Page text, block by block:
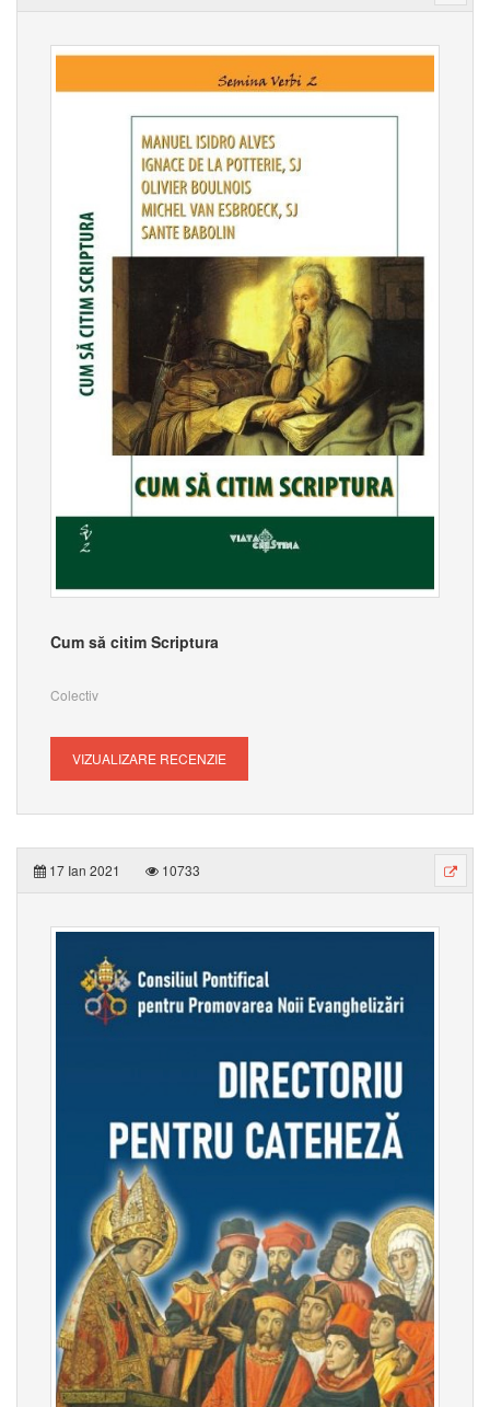
Cum să citim Scriptura
Colectiv
VIZUALIZARE RECENZIE
17 Ian 2021 10733